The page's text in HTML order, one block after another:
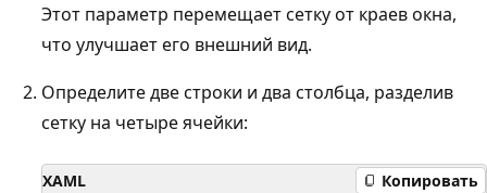
Этот параметр перемещает сетку от краев окна,
что улучшает его внешний вид.
Определите две строки и два столбца, разделив
сетку на четыре ячейки:
XAML Копировать